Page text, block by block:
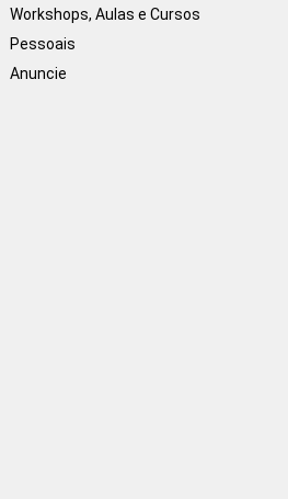
Workshops, Aulas e Cursos
Pessoais
Anuncie